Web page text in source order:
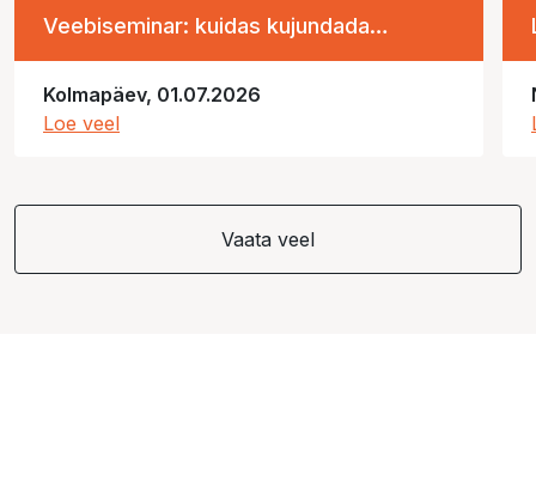
Veebiseminar: kuidas kujundada
filmisõbralikku regiooni?
Kolmapäev, 01.07.2026
Loe veel
Vaata veel